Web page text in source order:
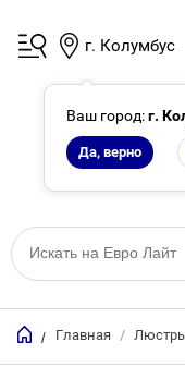
г. Колумбус
Ваш город:г.
Да, верно
/ Главная /